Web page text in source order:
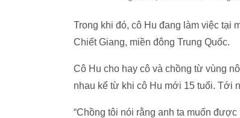
Trong khi đó, cô Hu đang làm việc tại
Chiết Giang, miền đông Trung Quốc.
Cô Hu cho hay cô và chồng từ vùng
nhau kể từ khi cô Hu mới 15 tuổi. Tới
“Chồng tôi nói rằng anh ta muốn